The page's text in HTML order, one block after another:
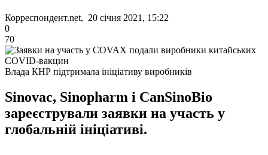
Корреспондент.net, 20 січня 2021, 15:22
0
70
Влада КНР підтримала ініціативу виробників
Sinovac, Sinopharm і CanSinoBio
зареєстрували заявки на участь у
глобальній ініціативі.